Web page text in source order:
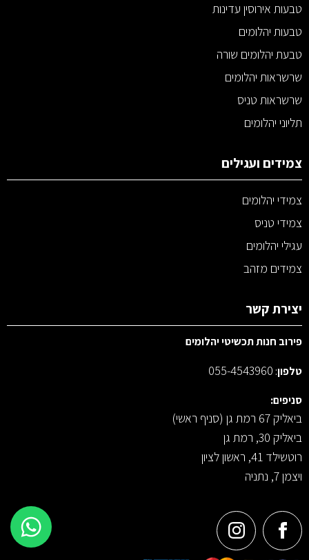
טבעות אירוסין עדינות
טבעות יהלומים
טבעת יהלומים שורה
שרשראות יהלומים
שרשראות טניס
תליוני יהלומים
צמידים ועגילים
צמידי יהלומים
צמידי טניס
עגילי יהלומים
צמידים מזהב
יצירת קשר
פירוב חנות תכשיטי יהלומים
טלפון:
055-4543960
סניפים:
ביאליק 67 רמת גן (סניף ראשי)
ביאליק 30, רמת גן
רוטשילד 41, ראשון לציון
ויצמן 7, נתניה